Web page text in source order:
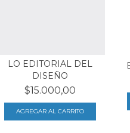
LO EDITORIAL DEL
DISEÑO
$15.000,00